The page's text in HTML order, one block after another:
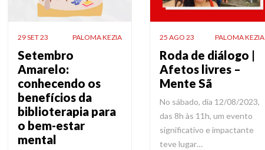
29 SET 23 PALOMA KEZIA
Setembro
Amarelo:
conhecendo os
benefícios da
biblioterapia para
o bem-estar
mental
25 AGO 23 PALOMA KEZIA
Roda de diálogo |
Afetos livres –
Mente Sã
No sábado, dia 12/08/2023,
das 8h às 11h, um evento
significativo e impactante
teve lugar…